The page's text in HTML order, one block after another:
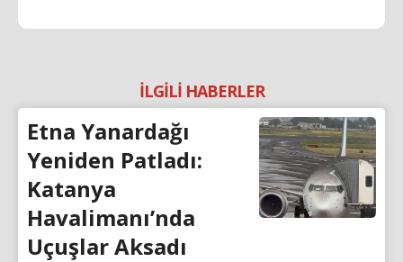
İLGİLİ HABERLER
Etna Yanardağı
Yeniden Patladı:
Katanya
Havalimanı’nda
Uçuşlar Aksadı